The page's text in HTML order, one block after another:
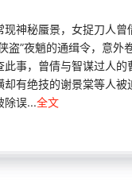
现神秘蜃景，女捉刀人曾
盗”夜魈的通缉令，意外
此事，曾倩与智谋过人的
却有绝技的谢景棠等人被
除误...全文